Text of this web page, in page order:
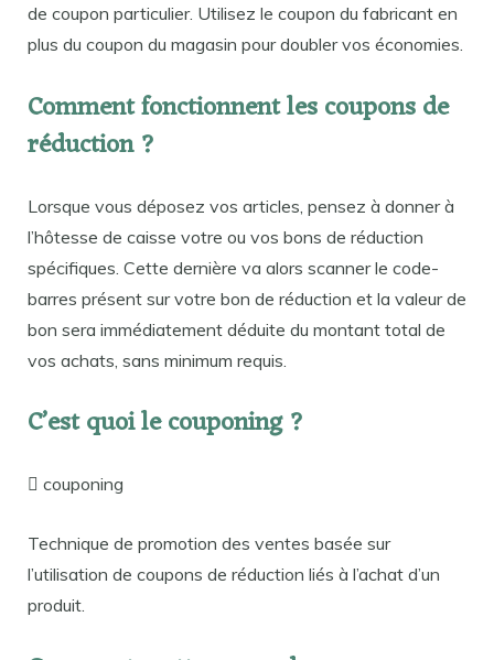
de coupon particulier. Utilisez le coupon du fabricant en
plus du coupon du magasin pour doubler vos économies.
Comment fonctionnent les coupons de
réduction ?
Lorsque vous déposez vos articles, pensez à donner à
l’hôtesse de caisse votre ou vos bons de réduction
spécifiques. Cette dernière va alors scanner le code-
barres présent sur votre bon de réduction et la valeur de
bon sera immédiatement déduite du montant total de
vos achats, sans minimum requis.
C’est quoi le couponing ?
 couponing
Technique de promotion des ventes basée sur
l’utilisation de coupons de réduction liés à l’achat d’un
produit.